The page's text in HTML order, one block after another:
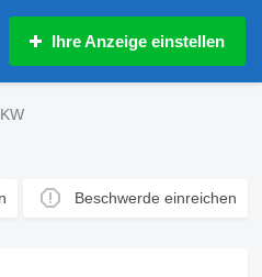
Ihre Anzeige einstellen
Beschwerde einreichen